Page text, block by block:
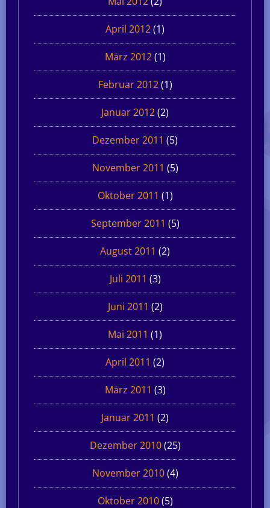
April 2012(1)
März 2012(1)
Februar 2012(1)
Januar 2012(2)
Dezember 2011 (5)
November 2011 (5)
Oktober 2011 (1)
September 2011 (5)
August 2011 (2)
Juli 2011 (3)
Juni 2011 (2)
Mai 2011 (1)
April 2011 (2)
März 2011 (3)
Januar 2011 (2)
Dezember 2010(25)
November 2010(4)
Oktober 2010(5)